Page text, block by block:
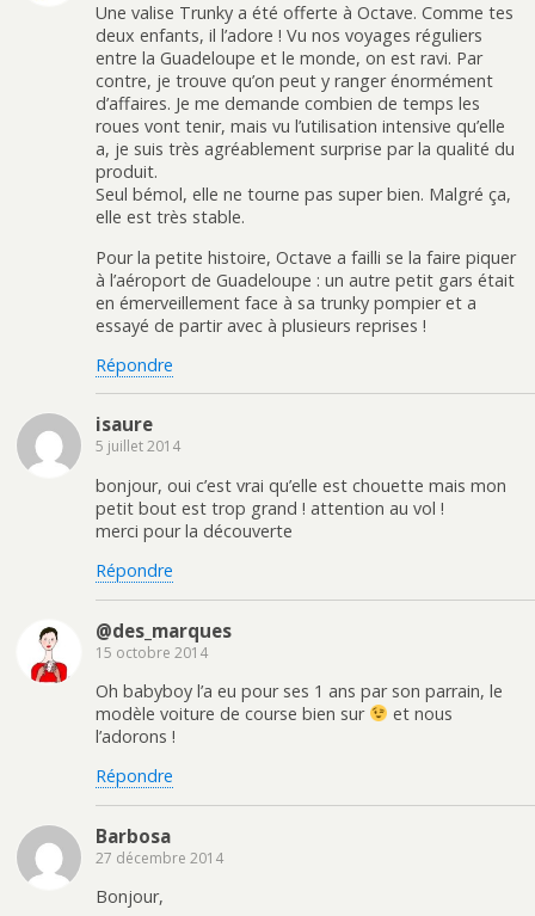
Une valise Trunky a été offerte à Octave. Comme tes
deux enfants, il l’adore ! Vu nos voyages réguliers
entre la Guadeloupe et le monde, on est ravi. Par
contre, je trouve qu’on peut y ranger énormément
d’affaires. Je me demande combien de temps les
roues vont tenir, mais vu l’utilisation intensive qu’elle
a, je suis très agréablement surprise par la qualité du
produit.
Seul bémol, elle ne tourne pas super bien. Malgré ça,
elle est très stable.
Pour la petite histoire, Octave a failli se la faire piquer
à l’aéroport de Guadeloupe : un autre petit gars était
en émerveillement face à sa trunky pompier et a
essayé de partir avec à plusieurs reprises !
Répondre
isaure
5 juillet 2014
bonjour, oui c’est vrai qu’elle est chouette mais mon
petit bout est trop grand ! attention au vol !
merci pour la découverte
Répondre
@des_marques
15 octobre 2014
Oh babyboy l’a eu pour ses 1 ans par son parrain, le
modèle voiture de course bien sur
et nous
l’adorons !
Répondre
Barbosa
27 décembre 2014
Bonjour,